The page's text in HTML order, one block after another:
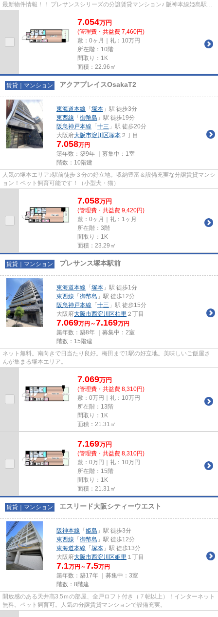
最新物件情報！！ プレサンスシリーズの分譲賃貸マンション♪ 阪神本線姫島駅か
7.054万円
(管理費・共益費 7,460円)
敷：0ヶ月｜礼：10万円
所在階：10階
間取り：1K
面積：22.96㎡
賃貸｜マンション アクアプレイスOsakaT2
東海道本線 「 塚本 」駅 徒歩3分
東西線 「 御幣島 」駅 徒歩19分
阪急神戸本線 「 十三 」駅 徒歩20分
大阪府大阪市淀川区塚本 ２丁目
7.058万円
築年数：築9年 ｜募集中： 1室
階数：10階建
人気の塚本エリア♪駅前徒歩３分の好立地。収納豊富＆設備充実な分譲賃貸マンシ
ョン！ペット飼育可能です！（小型犬・猫）
7.058万円
(管理費・共益費 9,420円)
敷：0ヶ月｜礼：1ヶ月
所在階：3階
間取り：1K
面積：23.29㎡
賃貸｜マンション プレサンス塚本駅前
東海道本線 「 塚本 」駅 徒歩1分
東西線 「 御幣島 」駅 徒歩12分
阪急神戸本線 「 十三 」駅 徒歩15分
大阪府大阪市西淀川区柏里 ２丁目
7.069万円～7.169万円
築年数：築8年 ｜募集中： 2室
階数：15階建
ネット無料。南向きで日当たり良好。梅田まで1駅の好立地。美味しいご飯屋さ
んが集まる塚本エリア。
7.069万円
(管理費・共益費 8,310円)
敷：0万円｜礼：10万円
所在階：13階
間取り：1K
面積：21.31㎡
7.169万円
(管理費・共益費 8,310円)
敷：0万円｜礼：10万円
所在階：15階
間取り：1K
面積：21.31㎡
賃貸｜マンション エスリード大阪シティーウエスト
阪神本線 「 姫島 」駅 徒歩3分
東西線 「 御幣島 」駅 徒歩12分
東海道本線 「 塚本 」駅 徒歩13分
大阪府大阪市西淀川区姫里 １丁目
7.1万円～7.5万円
築年数：築17年 ｜募集中： 3室
階数：8階建
開放感のある天井高3.5ｍの部屋、全戸ロフト付き（７帖以上）！インターネット
無料。ペット飼育可。人気の分譲賃貸マンションで設備充実。